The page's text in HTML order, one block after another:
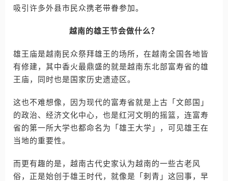
吸引许多外县市民众携老带眷参加。
越南的雄王节会做什么？
雄王庙是越南民众祭拜雄王的场所，在越南全国各地皆
有修建，其中香火最鼎盛的就是越南东北部富寿省的雄
王庙，同时也是国家历史遗迹区。
这也不难想像，因为现代的富寿省就是上古「文郎国」
的政治、经济文化中心，也是红河文明的摇篮，连富寿
省的第一所大学也都命名为「雄王大学」，可见雄王在
当地的重要性。
而更有趣的是，越南古代史家认为越南的一些古老风
俗，正是始创于雄王时代，就像是「刺青」这回事，早